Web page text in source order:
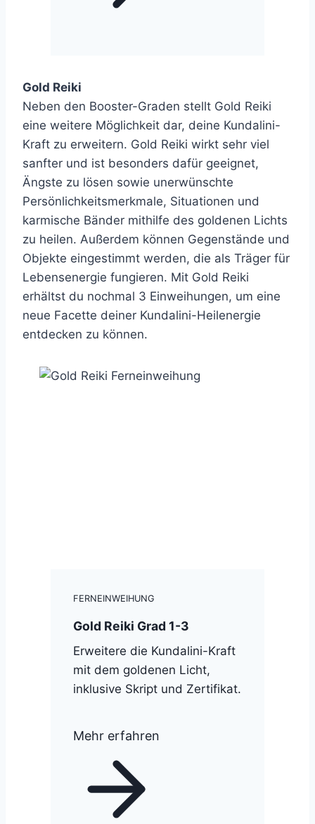
Gold Reiki
Neben den Booster-Graden stellt Gold Reiki
eine weitere Möglichkeit dar, deine Kundalini-
Kraft zu erweitern. Gold Reiki wirkt sehr viel
sanfter und ist besonders dafür geeignet,
Ängste zu lösen sowie unerwünschte
Persönlichkeitsmerkmale, Situationen und
karmische Bänder mithilfe des goldenen Lichts
zu heilen. Außerdem können Gegenstände und
Objekte eingestimmt werden, die als Träger für
Lebensenergie fungieren. Mit Gold Reiki
erhältst du nochmal 3 Einweihungen, um eine
neue Facette deiner Kundalini-Heilenergie
entdecken zu können.
FERNEINWEIHUNG
Gold Reiki Grad 1-3
Erweitere die Kundalini-Kraft
mit dem goldenen Licht,
inklusive Skript und Zertifikat.
Mehr erfahren